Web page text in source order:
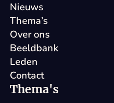
Nieuws
Thema’s
Over ons
Beeldbank
Leden
Contact
Thema's